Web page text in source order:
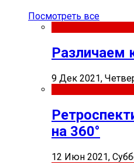
Посмотреть все
Различаем
9 Дек 2021,
на 360°
12 Июн 2021,